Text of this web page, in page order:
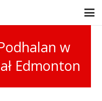
w
Edmonton